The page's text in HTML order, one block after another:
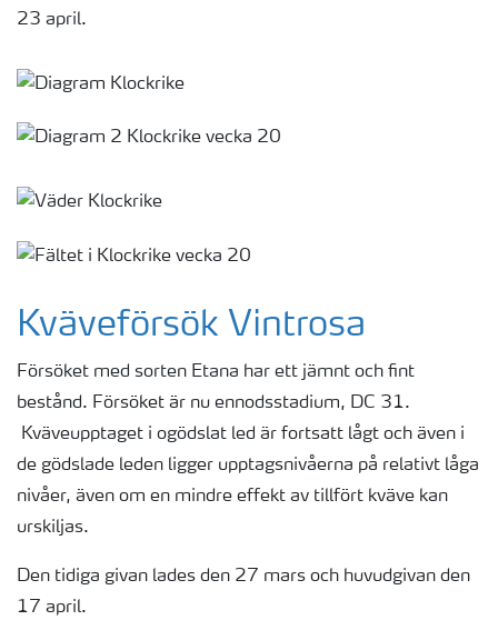
23 april.
Kväveförsök Vintrosa
Försöket med sorten Etana har ett jämnt och fint
bestånd. Försöket är nu ennodsstadium, DC 31.
Kväveupptaget i ogödslat led är fortsatt lågt och även i
de gödslade leden ligger upptagsnivåerna på relativt låga
nivåer, även om en mindre effekt av tillfört kväve kan
urskiljas.
Den tidiga givan lades den 27 mars och huvudgivan den
17 april.